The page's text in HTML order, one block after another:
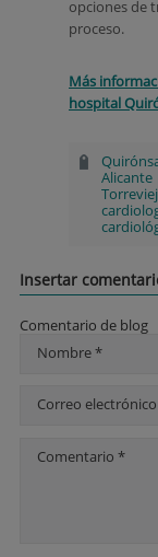
opciones de
proceso.
Más
hospital
Alicante
Insertar
Comentario de blog
Nombre *
Correo
Comentario *